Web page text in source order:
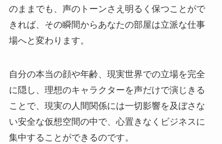
のままでも、声のトーンさえ明るく保つことがで
きれば、その瞬間からあなたの部屋は立派な仕事
場へと変わります。
自分の本当の顔や年齢、現実世界での立場を完全
に隠し、理想のキャラクターを声だけで演じきる
ことで、現実の人間関係には一切影響を及ぼさな
い安全な仮想空間の中で、心置きなくビジネスに
集中することができるのです。